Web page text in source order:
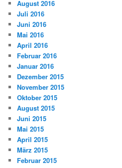
August 2016
Juli 2016
Juni 2016
Mai 2016
April 2016
Februar 2016
Januar 2016
Dezember 2015
November 2015
Oktober 2015
August 2015
Juni 2015
Mai 2015
April 2015
März 2015
Februar 2015